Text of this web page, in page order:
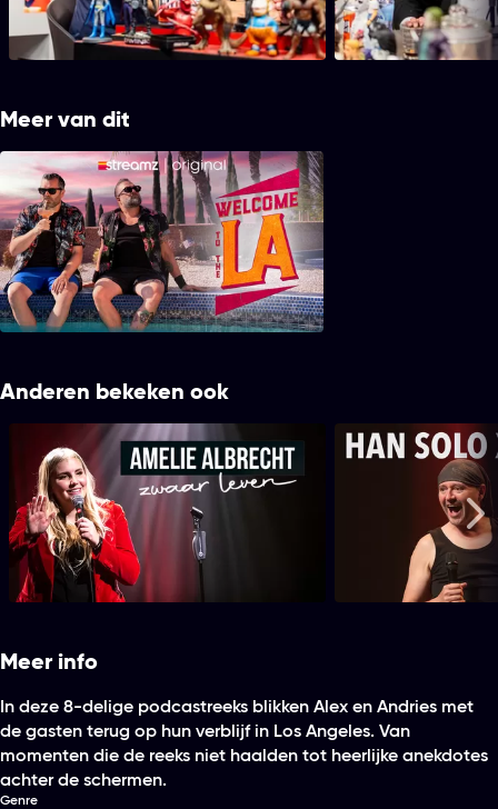
lievelingsplek was. Enkele weken na zijn
thuiskomst, weet hij nog beter of zijn liefde
voor LA nu definitief over is of niet.
nooit gedacht om op
dood in de ogen te
Meer van dit
Welcome To The LA
Anderen bekeken ook
Amelie Albrecht - Zwaar Leven Han
Meer info
In deze 8-delige podcastreeks blikken Alex en Andries met
de gasten terug op hun verblijf in Los Angeles. Van
momenten die de reeks niet haalden tot heerlijke anekdotes
achter de schermen.
Genre